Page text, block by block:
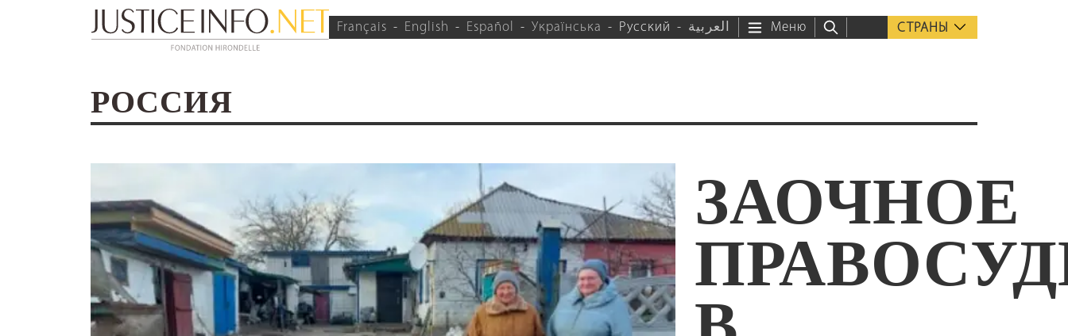
Français English Español Українська Русский العربية Меню СТРАНЫ
РОССИЯ
ЗАОЧНОЕ
В